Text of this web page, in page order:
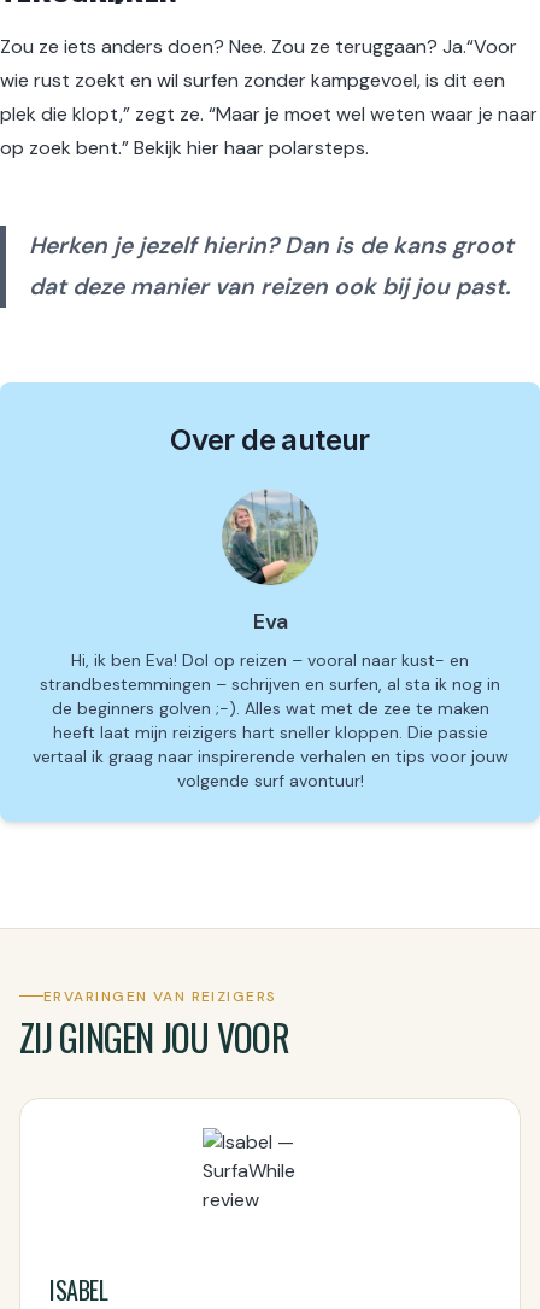
Zou ze iets anders doen? Nee. Zou ze teruggaan? Ja.“Voor
wie rust zoekt en wil surfen zonder kampgevoel, is dit een
plek die klopt,” zegt ze. “Maar je moet wel weten waar je naar
op zoek bent.” Bekijk hier haarpolarsteps.
Herken je jezelf hierin? Dan is de kans groot
dat deze manier van reizen ook bij jou past.
Over de auteur
Eva
Hi, ik ben Eva! Dol op reizen – vooral naar kust- en
strandbestemmingen – schrijven en surfen, al sta ik nog in
de beginners golven ;-). Alles wat met de zee te maken
heeft laat mijn reizigers hart sneller kloppen. Die passie
vertaal ik graag naar inspirerende verhalen en tips voor jouw
volgende surf avontuur!
ERVARINGEN VAN REIZIGERS
ZIJ GINGEN JOU VOOR
ISABEL